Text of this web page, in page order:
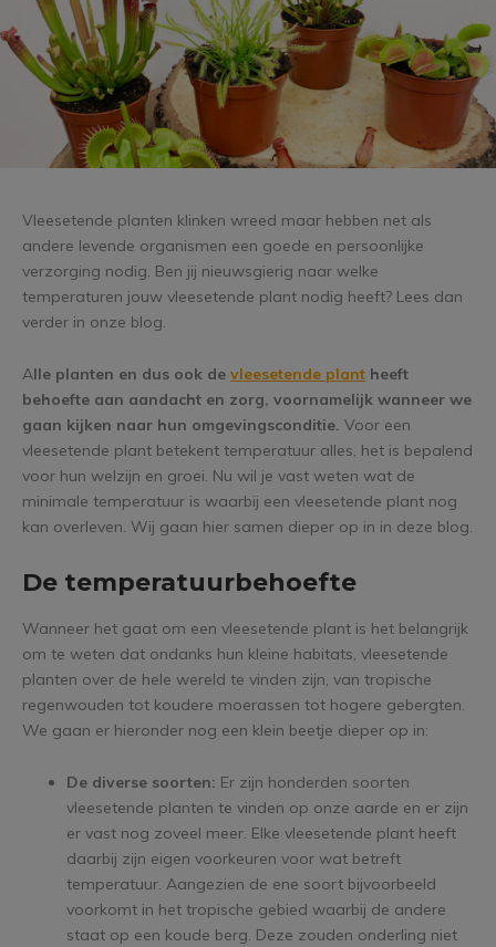
Vleesetende planten klinken wreed maar hebben net als
andere levende organismen een goede en persoonlijke
verzorging nodig. Ben jij nieuwsgierig naar welke
temperaturen jouw vleesetende plant nodig heeft? Lees dan
verder in onze blog.
Alle planten en dus ook de vleesetende plant heeft
behoefte aan aandacht en zorg, voornamelijk wanneer we
gaan kijken naar hun omgevingsconditie. Voor een
vleesetende plant betekent temperatuur alles, het is bepalend
voor hun welzijn en groei. Nu wil je vast weten wat de
minimale temperatuur is waarbij een vleesetende plant nog
kan overleven. Wij gaan hier samen dieper op in in deze blog.
De temperatuurbehoefte
Wanneer het gaat om een vleesetende plant is het belangrijk
om te weten dat ondanks hun kleine habitats, vleesetende
planten over de hele wereld te vinden zijn, van tropische
regenwouden tot koudere moerassen tot hogere gebergten.
We gaan er hieronder nog een klein beetje dieper op in:
De diverse soorten: Er zijn honderden soorten
vleesetende planten te vinden op onze aarde en er zijn
er vast nog zoveel meer. Elke vleesetende plant heeft
daarbij zijn eigen voorkeuren voor wat betreft
temperatuur. Aangezien de ene soort bijvoorbeeld
voorkomt in het tropische gebied waarbij de andere
staat op een koude berg. Deze zouden onderling niet